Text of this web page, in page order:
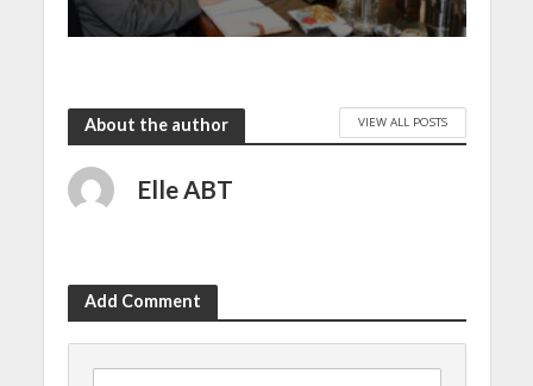
About the author VIEW ALL POSTS
Elle ABT
Add Comment